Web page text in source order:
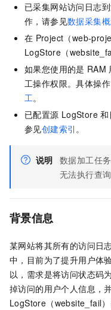
已采集网站访问日志
作，请参见数据采集
在 Project（web-
LogStore（
如果您使用的是 RAM
工操作权限。具体操
工。
已配置源 LogStore 和
参见创建索引 。
说明 数据加工任
无法执行查
背景信息
某网站将其所有的访问日
中，目前为了提升用户体
以，需求是将访问状态码为
掉访问的用户个人信息，
LogStore（website_fail